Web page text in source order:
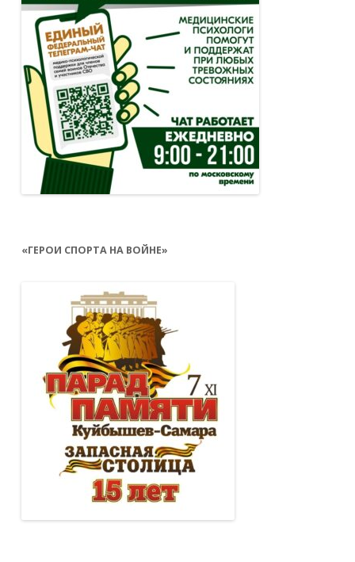
«ГЕРОИ СПОРТА НА ВОЙНЕ»